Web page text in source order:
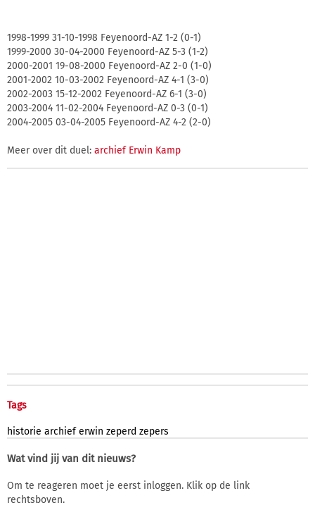
1998-1999 31-10-1998 Feyenoord-AZ 1-2 (0-1)
1999-2000 30-04-2000 Feyenoord-AZ 5-3 (1-2)
2000-2001 19-08-2000 Feyenoord-AZ 2-0 (1-0)
2001-2002 10-03-2002 Feyenoord-AZ 4-1 (3-0)
2002-2003 15-12-2002 Feyenoord-AZ 6-1 (3-0)
2003-2004 11-02-2004 Feyenoord-AZ 0-3 (0-1)
2004-2005 03-04-2005 Feyenoord-AZ 4-2 (2-0)
Meer over dit duel: archief Erwin Kamp
Tags
historie archief erwin zeperd zepers
Wat vind jij van dit nieuws?
Om te reageren moet je eerst inloggen. Klik op de link
rechtsboven.